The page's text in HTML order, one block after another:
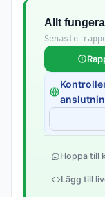
Allt
Senaste
Hoppa till
Lägg till